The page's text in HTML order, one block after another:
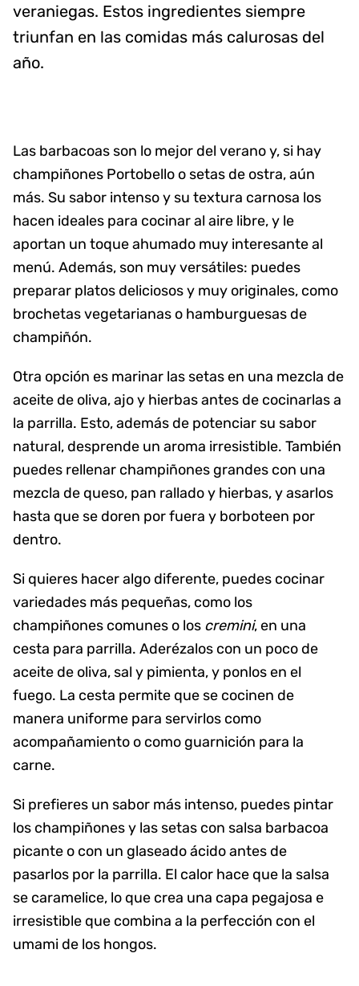
veraniegas. Estos ingredientes siempre
triunfan en las comidas más calurosas del
año.
Las barbacoas son lo mejor del verano y, si hay
champiñones Portobello o setas de ostra, aún
más. Su sabor intenso y su textura carnosa los
hacen ideales para cocinar al aire libre, y le
aportan un toque ahumado muy interesante al
menú. Además, son muy versátiles: puedes
preparar platos deliciosos y muy originales, como
brochetas vegetarianas o hamburguesas de
champiñón.
Otra opción es marinar las setas en una mezcla de
aceite de oliva, ajo y hierbas antes de cocinarlas a
la parrilla. Esto, además de potenciar su sabor
natural, desprende un aroma irresistible. También
puedes rellenar champiñones grandes con una
mezcla de queso, pan rallado y hierbas, y asarlos
hasta que se doren por fuera y borboteen por
dentro.
Si quieres hacer algo diferente, puedes cocinar
variedades más pequeñas, como los
champiñones comunes o los cremini, en una
cesta para parrilla. Aderézalos con un poco de
aceite de oliva, sal y pimienta, y ponlos en el
fuego. La cesta permite que se cocinen de
manera uniforme para servirlos como
acompañamiento o como guarnición para la
carne.
Si prefieres un sabor más intenso, puedes pintar
los champiñones y las setas con salsa barbacoa
picante o con un glaseado ácido antes de
pasarlos por la parrilla. El calor hace que la salsa
se caramelice, lo que crea una capa pegajosa e
irresistible que combina a la perfección con el
umami de los hongos.